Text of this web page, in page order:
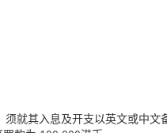
就其入息及开支以英文或中